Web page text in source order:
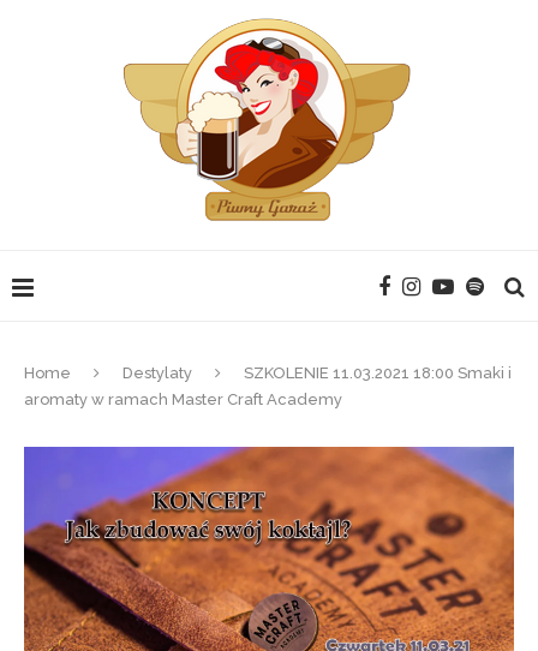
Home Destylaty
SZKOLENIE 11.03.2021 18:00 Smaki i
aromaty w ramach Master Craft Academy